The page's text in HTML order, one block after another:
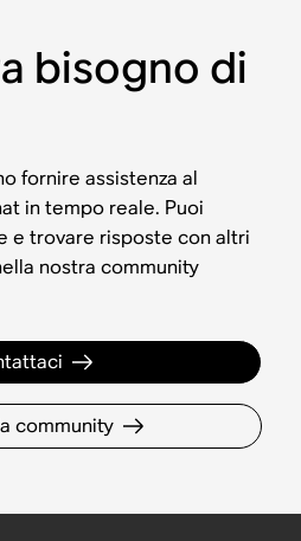
bisogno di
fornire assistenza al
in tempo reale. Puoi
e trovare risposte con altri
nostra community
community